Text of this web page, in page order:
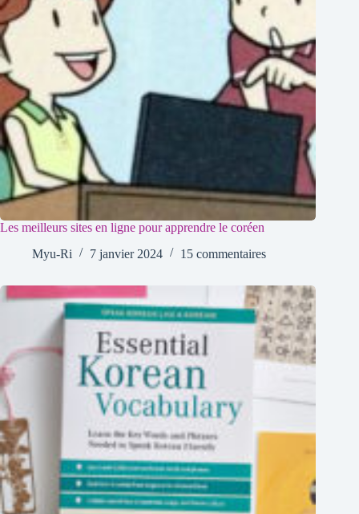
Les meilleurs sites en ligne pour apprendre le coréen
Myu-Ri
7 janvier 2024 15 commentaires